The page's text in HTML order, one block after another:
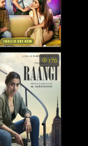
Velle (2021)
170